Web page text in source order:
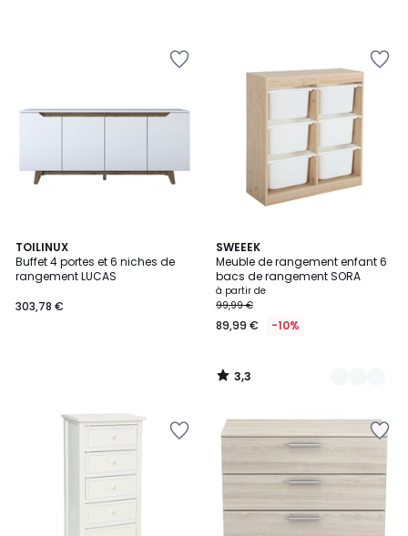
TOILINUX
Buffet 4 portes et 6 niches de
rangement LUCAS
303,78 €
SWEEEK
Meuble de rangement enfant 6
bacs de rangement SORA
à partir de
99,99 €
89,99 € -10%
3,3
/ 5
2
Couleurs
3,3
/